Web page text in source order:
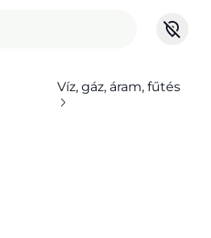
Víz, gáz, áram, fűtés